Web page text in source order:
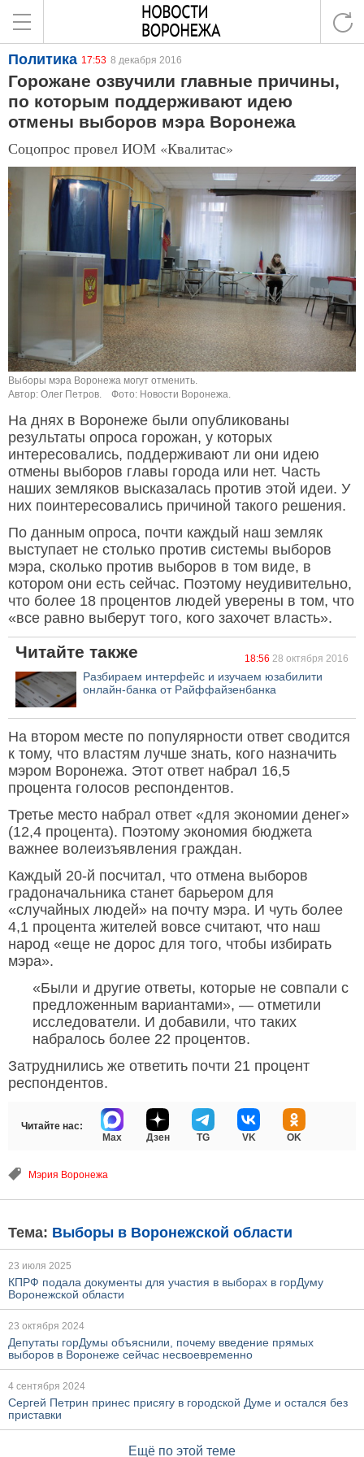
Политика 17:53 8 декабря 2016
Горожане озвучили главные причины,
по которым поддерживают идею
отмены выборов мэра Воронежа
Соцопрос провел ИОМ «Квалитас»
Выборы мэра Воронежа могут отменить.
Автор: Олег Петров.
Фото: Новости Воронежа.
На днях в Воронеже были опубликованы
результаты опроса горожан, у которых
интересовались, поддерживают ли они идею
отмены выборов главы города или нет. Часть
наших земляков высказалась против этой идеи. У
них поинтересовались причиной такого решения.
По данным опроса, почти каждый наш земляк
выступает не столько против системы выборов
мэра, сколько против выборов в том виде, в
котором они есть сейчас. Поэтому неудивительно,
что более 18 процентов людей уверены в том, что
«все равно выберут того, кого захочет власть».
Читайте также 18:56 28 октября 2016
Разбираем интерфейс и изучаем юзабилити
онлайн-банка от Райффайзенбанка
На втором месте по популярности ответ сводится
к тому, что властям лучше знать, кого назначить
мэром Воронежа. Этот ответ набрал 16,5
процента голосов респондентов.
Третье место набрал ответ «для экономии денег»
(12,4 процента). Поэтому экономия бюджета
важнее волеизъявления граждан.
Каждый 20-й посчитал, что отмена выборов
градоначальника станет барьером для
«случайных людей» на почту мэра. И чуть более
4,1 процента жителей вовсе считают, что наш
народ «еще не дорос для того, чтобы избирать
мэра».
«Были и другие ответы, которые не совпали с
предложенным вариантами», — отметили
исследователи. И добавили, что таких
набралось более 22 процентов.
Затруднились же ответить почти 21 процент
респондентов.
Читайте нас:
Max
Дзен TG VK OK
Мэрия Воронежа
Тема: Выборы в Воронежской области
23 июля 2025
КПРФ подала документы для участия в выборах в горДуму
Воронежской области
23 октября 2024
Депутаты горДумы объяснили, почему введение прямых
выборов в Воронеже сейчас несвоевременно
4 сентября 2024
Сергей Петрин принес присягу в городской Думе и остался без
приставки
Ещё по этой теме